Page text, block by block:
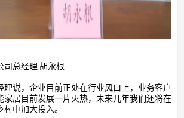
司总经理 胡永根
理说，企业目前正处在行业风口上，业务客户
家居目前发展一片火热，未来几年我们还将在
中加大投入。